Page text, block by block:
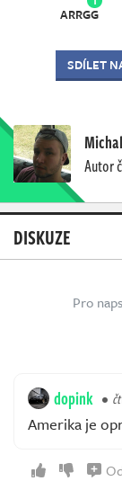
ARRGG
SDÍLET
Autor
DISKUZE
Pro
dopink
Amerika je